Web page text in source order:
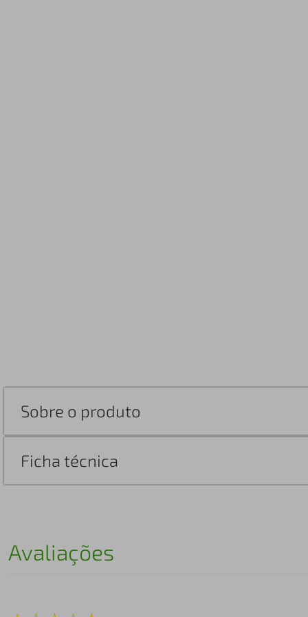
Sobre o produto
Ficha técnica
Avaliações